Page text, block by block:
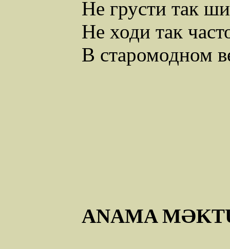
Не грусти так
Не ходи так
В старомодном
ANAMA